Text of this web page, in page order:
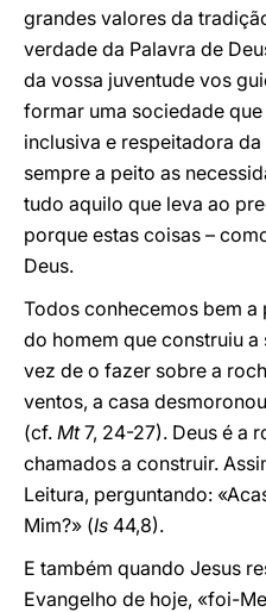
grandes valores da
verdade da Palavra de
da vossa juventude vos
formar uma sociedade
inclusiva e respeitadora
sempre a peito as
tudo aquilo que leva ao
porque estas coisas –
Deus.
Todos conhecemos bem
do homem que construiu a
vez de o fazer sobre a
ventos, a casa
(cf. Mt7, 24-27). Deus é a
chamados a construir.
Leitura, perguntando:
Mim?» (Is 44,8).
E também quando Jesus
Evangelho de hoje, «foi-